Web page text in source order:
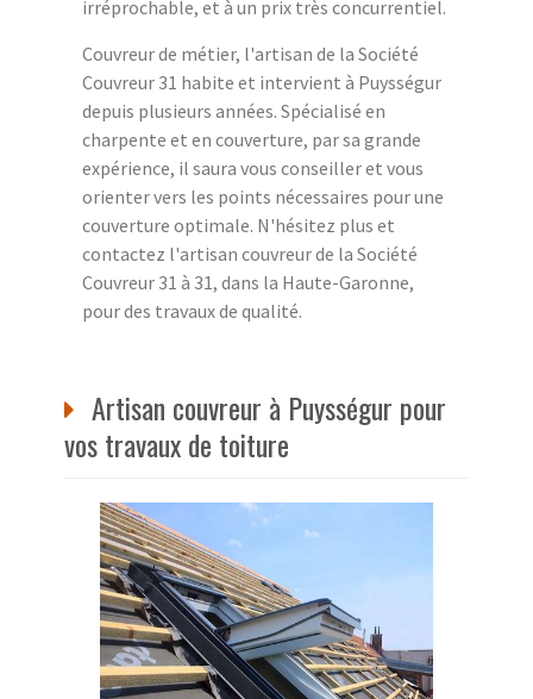
irréprochable, et à un prix très concurrentiel.
Couvreur de métier, l'artisan de la Société
Couvreur 31 habite et intervient à Puysségur
depuis plusieurs années. Spécialisé en
charpente et en couverture, par sa grande
expérience, il saura vous conseiller et vous
orienter vers les points nécessaires pour une
couverture optimale. N'hésitez plus et
contactez l'artisan couvreur de la Société
Couvreur 31 à 31, dans la Haute-Garonne,
pour des travaux de qualité.
Artisan couvreur à Puysségur pour
vos travaux de toiture